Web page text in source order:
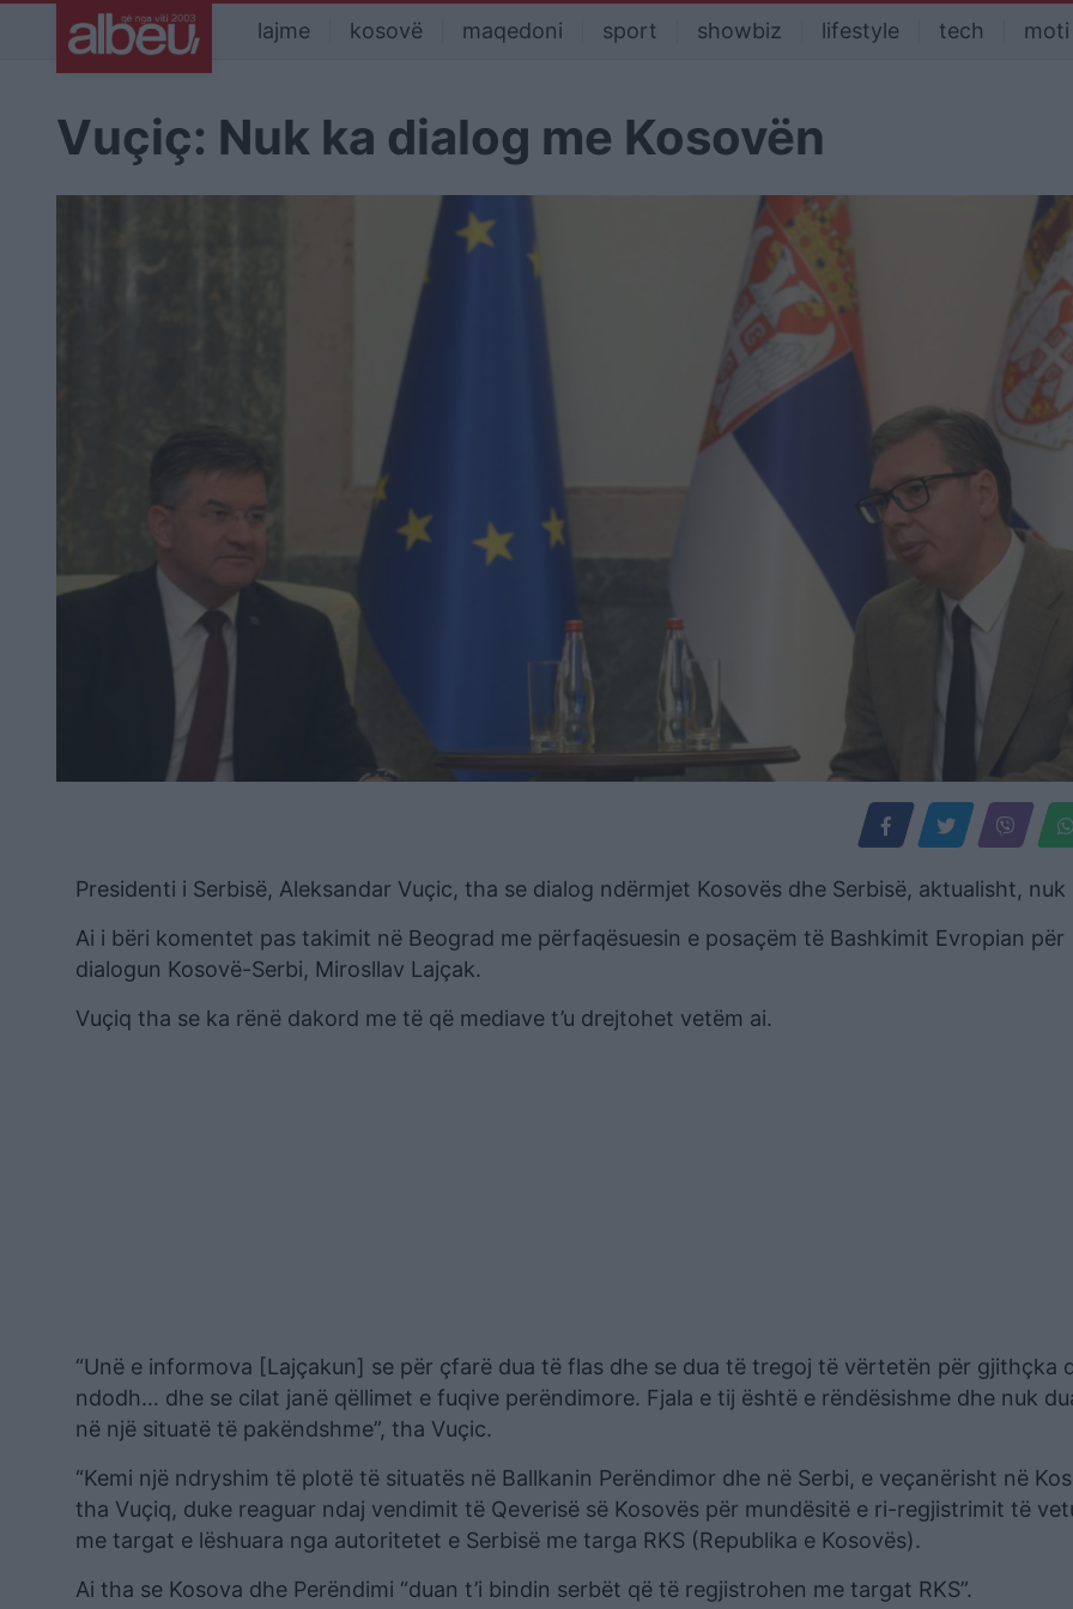
lajme kosovë maqedoni sport showbiz lifestyle tech moti
Vuçiç: Nuk ka dialog me Kosovën
Presidenti i Serbisë, Aleksandar Vuçic, tha se dialog ndërmjet Kosovës dhe Serbisë, aktualisht, nuk
Ai i bëri komentet pas takimit në Beograd me përfaqësuesin e posaçëm të Bashkimit Evropian për
dialogun Kosovë-Serbi, Mirosllav Lajçak.
Vuçiq tha se ka rënë dakord me të që mediave t’u drejtohet vetëm ai.
“Unë e informova [Lajçakun] se për çfarë dua të flas dhe se dua të tregoj të vërtetën për gjithçka
ndodh… dhe se cilat janë qëllimet e fuqive perëndimore. Fjala e tij është e rëndësishme dhe nuk
në një situatë të pakëndshme”, tha Vuçic.
“Kemi një ndryshim të plotë të situatës në Ballkanin Perëndimor dhe në Serbi, e veçanërisht në
tha Vuçiq, duke reaguar ndaj vendimit të Qeverisë së Kosovës për mundësitë e ri-regjistrimit të
me targat e lëshuara nga autoritetet e Serbisë me targa RKS (Republika e Kosovës).
Ai tha se Kosova dhe Perëndimi “duan t’i bindin serbët që të regjistrohen me targat RKS”.